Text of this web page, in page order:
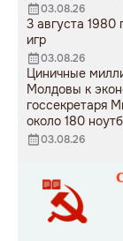
03.08.26
3 августа 1980
игр
03.08.26
Циничные
Молдовы к
госсекретаря
около 180
03.08.26